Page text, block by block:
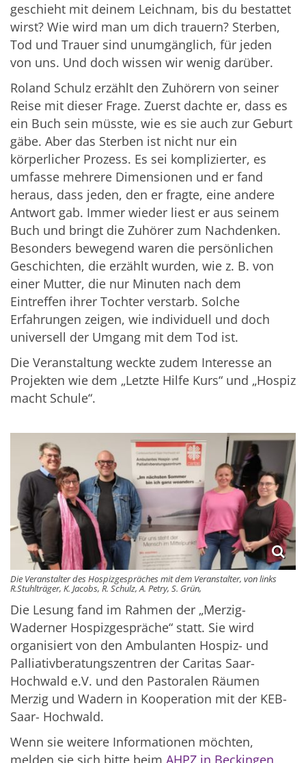
geschieht mit deinem Leichnam, bis du bestattet
wirst? Wie wird man um dich trauern? Sterben,
Tod und Trauer sind unumgänglich, für jeden
von uns. Und doch wissen wir wenig darüber.
Roland Schulz erzählt den Zuhörern von seiner
Reise mit dieser Frage. Zuerst dachte er, dass es
ein Buch sein müsste, wie es sie auch zur Geburt
gäbe. Aber das Sterben ist nicht nur ein
körperlicher Prozess. Es sei komplizierter, es
umfasse mehrere Dimensionen und er fand
heraus, dass jeden, den er fragte, eine andere
Antwort gab. Immer wieder liest er aus seinem
Buch und bringt die Zuhörer zum Nachdenken.
Besonders bewegend waren die persönlichen
Geschichten, die erzählt wurden, wie z. B. von
einer Mutter, die nur Minuten nach dem
Eintreffen ihrer Tochter verstarb. Solche
Erfahrungen zeigen, wie individuell und doch
universell der Umgang mit dem Tod ist.
Die Veranstaltung weckte zudem Interesse an
Projekten wie dem „Letzte Hilfe Kurs“ und „Hospiz
macht Schule“.
Die Veranstalter des Hospizgespräches mit dem Veranstalter, von links
R.Stuhlträger, K. Jacobs, R. Schulz, A. Petry, S. Grün,
Die Lesung fand im Rahmen der „Merzig-
Waderner Hospizgespräche“ statt. Sie wird
organisiert von den Ambulanten Hospiz- und
Palliativberatungszentren der Caritas Saar-
Hochwald e.V. und den Pastoralen Räumen
Merzig und Wadern in Kooperation mit der KEB-
Saar- Hochwald.
Wenn sie weitere Informationen möchten,
melden sie sich bitte beim AHPZ in Beckingen